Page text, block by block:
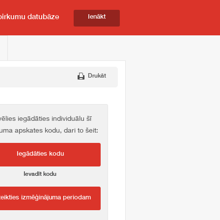
datubāze Ienākt
Drukāt
iegādāties individuālu šī
apskates kodu, dari to šeit:
Iegādāties kodu
Ievadīt kodu
izmēģinājuma periodam